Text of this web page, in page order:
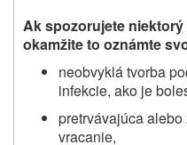
Ak spozorujete
okamžite to oznámte
neobvyklá tvorba
infekcie, ako je
pretrvávajúca
vracanie,